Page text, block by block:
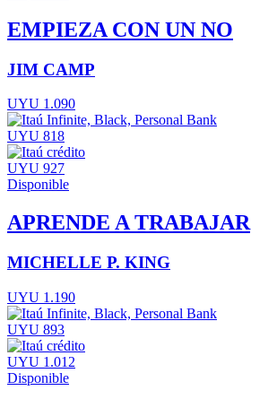
EMPIEZA CON UN NO
JIM CAMP
UYU 1.090
UYU 818
UYU 927
Disponible
APRENDE A TRABAJAR
MICHELLE P. KING
UYU 1.190
UYU 893
UYU 1.012
Disponible